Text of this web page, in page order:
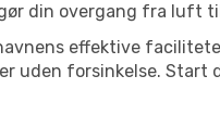
din overgang fra luft
effektive
forsinkelse. Start